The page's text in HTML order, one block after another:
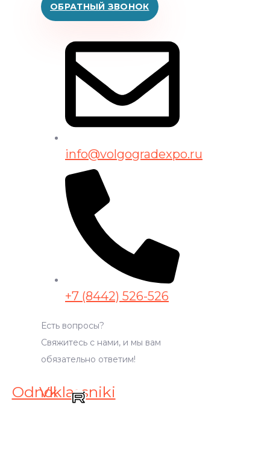
ОБРАТНЫЙ ЗВОНОК
info@volgogradexpo.ru
+7 (8442) 526-526
Есть вопросы?
Свяжитесь с нами, и мы вам
обязательно ответим!
Vk
Odnoklassniki